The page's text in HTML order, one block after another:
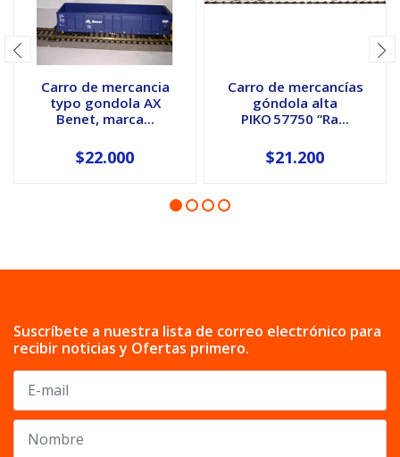
Carro de mercancia
typo gondola AX
Benet, marca...
$22.000
Carro de mercancías
góndola alta
PIKO 57750 “Ra...
$21.200
Suscríbete a nuestra lista de correo electrónico para
recibir noticias y Ofertas primero.